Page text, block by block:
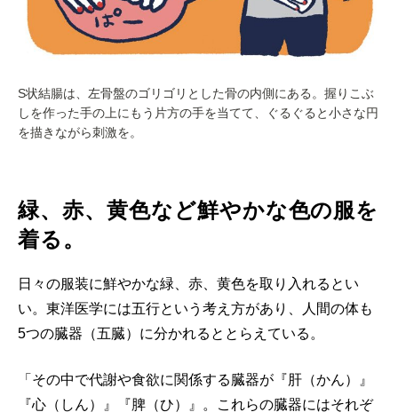
S状結腸は、左骨盤のゴリゴリとした骨の内側にある。握りこぶ
しを作った手の上にもう片方の手を当てて、ぐるぐると小さな円
を描きながら刺激を。
緑、赤、黄色など鮮やかな色の服を
着る。
日々の服装に鮮やかな緑、赤、黄色を取り入れるとい
い。東洋医学には五行という考え方があり、人間の体も
5つの臓器（五臓）に分かれるととらえている。
「その中で代謝や食欲に関係する臓器が『肝（かん）』
『心（しん）』『脾（ひ）』。これらの臓器にはそれぞ